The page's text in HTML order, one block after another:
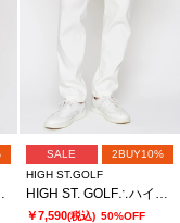
クシャツ ＜AdE＞
SALE
2BUY10%
HIGH ST.GOLF
HIGH ST. GOLF∴ハイテンションストレッチ ベーシックスリムパンツ ＜AdE＞
￥7,590(税込) 50%OFF